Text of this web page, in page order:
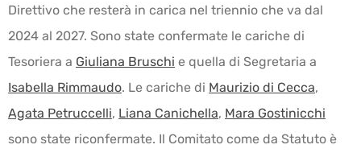
Direttivo che resterà in carica nel triennio che va dal
2024 al 2027. Sono state confermate le cariche di
Tesoriera a Giuliana Bruschi e quella di Segretaria a
Isabella Rimmaudo. Le cariche di Maurizio di Cecca,
Agata Petruccelli, Liana Canichella, Mara Gostinicchi
sono state riconfermate. Il Comitato come da Statuto è